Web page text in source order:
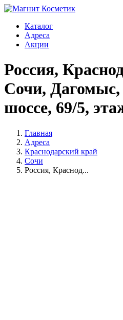
Каталог
Адреса
Акции
Россия,
Сочи, Дагомыс,
шоссе, 69/5,
Главная
Адреса
Краснодарский край
Сочи
Россия, Краснод...